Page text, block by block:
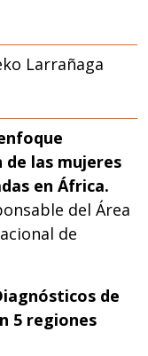
Larrañaga
las mujeres
en África.
del Área
de
de
5 regiones